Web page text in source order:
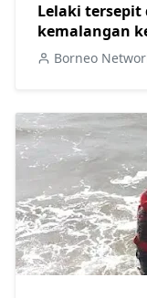
Lelaki
kemalangan
Borneo